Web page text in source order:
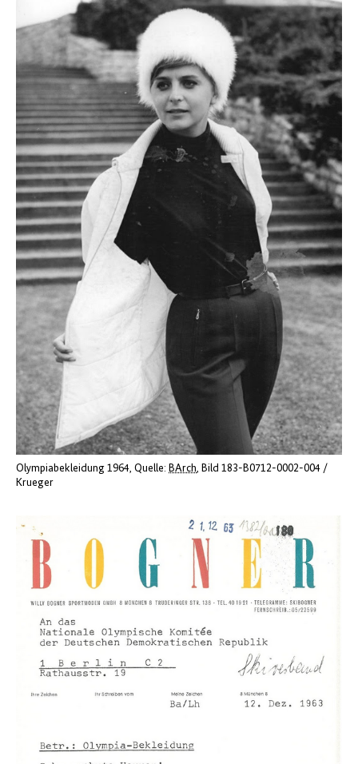
Olympiabekleidung 1964 Quelle: BArch, Bild 183-B0712-0002-004 /
Krueger